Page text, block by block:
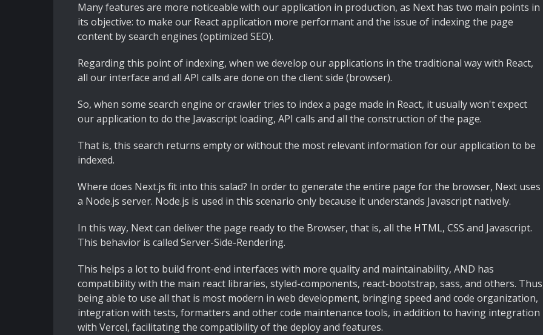
Many features are more noticeable with our application in production, as Next has two main points in
its objective: to make our React application more performant and the issue of indexing the page
content by search engines (optimized SEO).
Regarding this point of indexing, when we develop our applications in the traditional way with React,
all our interface and all API calls are done on the client side (browser).
So, when some search engine or crawler tries to index a page made in React, it usually won't expect
our application to do the Javascript loading, API calls and all the construction of the page.
That is, this search returns empty or without the most relevant information for our application to be
indexed.
Where does Next.js fit into this salad? In order to generate the entire page for the browser, Next uses
a Node.js server. Node.js is used in this scenario only because it understands Javascript natively.
In this way, Next can deliver the page ready to the Browser, that is, all the HTML, CSS and Javascript.
This behavior is called Server-Side-Rendering.
This helps a lot to build front-end interfaces with more quality and maintainability, AND has
compatibility with the main react libraries, styled-components, react-bootstrap, sass, and others.
being able to use all that is most modern in web development, bringing speed and code organization,
integration with tests, formatters and other code maintenance tools, in addition to having integration
with Vercel, facilitating the compatibility of the deploy and features.